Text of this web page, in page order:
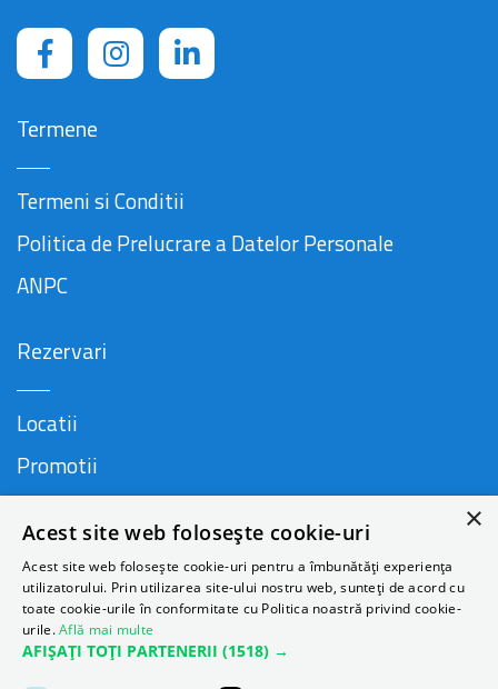
Termene
Termeni si Conditii
Politica de Prelucrare a Datelor Personale
ANPC
Rezervari
Locatii
Promotii
Companie
Contact
×
Acest site web folosește cookie-uri
Acest site web folosește cookie-uri pentru a îmbunătăți experiența
utilizatorului. Prin utilizarea site-ului nostru web, sunteți de acord cu
toate cookie-urile în conformitate cu Politica noastră privind cookie-
urile.Află mai multe
AFIȘAȚI TOȚI PARTENERII (1518) →